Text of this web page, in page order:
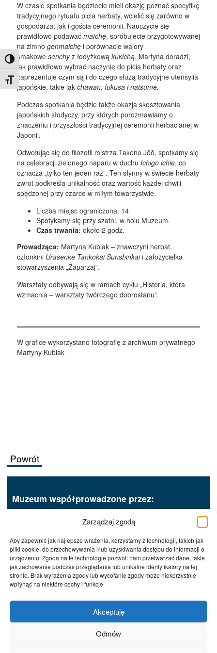
Zarządzaj zgodą
Aby zapewnić jak najlepsze wrażenia, korzystamy z technologii, takich jak
pliki cookie, do przechowywania i/lub uzyskiwania dostępu do informacji o
urządzeniu. Zgoda na te technologie pozwoli nam przetwarzać dane, takie
jak zachowanie podczas przeglądania lub unikalne identyfikatory na tej
stronie. Brak wyrażenia zgody lub wycofanie zgody może niekorzystnie
wpłynąć na niektóre cechy i funkcje.
Akceptuję
Odmów
Toggle High Contrast
Toggle Font size
W czasie spotkania będziecie mieli okazję poznać specyfikę
tradycyjnego rytuału picia herbaty, wcielić się zarówno w
gospodarza, jak i gościa ceremonii. Nauczycie się
prawidłowo podawać matchę, spróbujecie przygotowywanej
na zimno genmaichę i porównacie walory
smakowe senchyz łodyżkową kukichą. Martyna doradzi,
jak prawidłowo wybrać naczynie do picia herbaty oraz
zaprezentuje czym są i do czego służą tradycyjne utensylia
japońskie, takie jak chawan, fukusa i natsume.
Podczas spotkania będzie także okazja skosztowania
japońskich słodyczy, przy których porozmawiamy o
znaczeniu i przyszłości tradycyjnej ceremonii herbacianej w
Japonii.
Odwołując się do filozofii mistrza Takeno Jōō, spotkamy się
na celebracji zielonego naparu w duchu Ichigo ichie, co
oznacza „tylko ten jeden raz”. Ten słynny w świecie herbaty
zwrot podkreśla unikalność oraz wartość każdej chwili
spędzonej przy czarce w miłym towarzystwie.
Liczba miejsc ograniczona: 14
Spotykamy się przy szatni, w holu Muzeum.
Czas trwania: około 2 godz.
Prowadząca: Martyna Kubiak – znawczyni herbat,
członkini Urasenke Tankōkai Sunshinkaii założycielka
stowarzyszenia „Zaparzaj”.
Warsztaty odbywają się w ramach cyklu „Historia, która
wzmacnia – warsztaty twórczego dobrostanu”.
W grafice wykorzystano fotografię z archiwum prywatnego
Martyny Kubiak
Powrót
Muzeum współprowadzone przez:
Procedury wewnętrzne
Polityka prywatności
RODO